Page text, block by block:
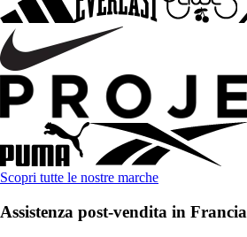
Scopri tutte le nostre marche
Assistenza post-vendita in Francia